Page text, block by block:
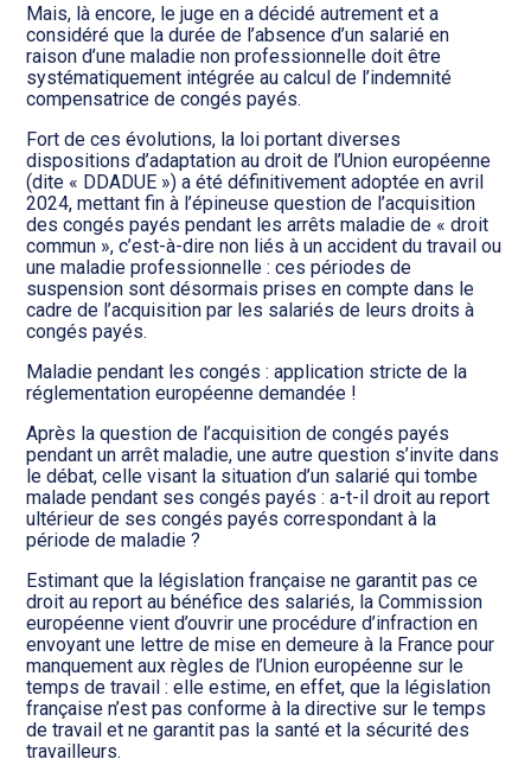
Mais, là encore, le juge en a décidé autrement et a
considéré que la durée de l’absence d’un salarié en
raison d’une maladie non professionnelle doit être
systématiquement intégrée au calcul de l’indemnité
compensatrice de congés payés.
Fort de ces évolutions, la loi portant diverses
dispositions d’adaptation au droit de l’Union européenne
(dite « DDADUE ») a été définitivement adoptée en avril
2024, mettant fin à l’épineuse question de l’acquisition
des congés payés pendant les arrêts maladie de « droit
commun », c’est-à-dire non liés à un accident du travail ou
une maladie professionnelle : ces périodes de
suspension sont désormais prises en compte dans le
cadre de l’acquisition par les salariés de leurs droits à
congés payés.
Maladie pendant les congés : application stricte de la
réglementation européenne demandée !
Après la question de l’acquisition de congés payés
pendant un arrêt maladie, une autre question s’invite dans
le débat, celle visant la situation d’un salarié qui tombe
malade pendant ses congés payés : a-t-il droit au report
ultérieur de ses congés payés correspondant à la
période de maladie ?
Estimant que la législation française ne garantit pas ce
droit au report au bénéfice des salariés, la Commission
européenne vient d’ouvrir une procédure d’infraction en
envoyant une lettre de mise en demeure à la France pour
manquement aux règles de l’Union européenne sur le
temps de travail : elle estime, en effet, que la législation
française n’est pas conforme à la directive sur le temps
de travail et ne garantit pas la santé et la sécurité des
travailleurs.